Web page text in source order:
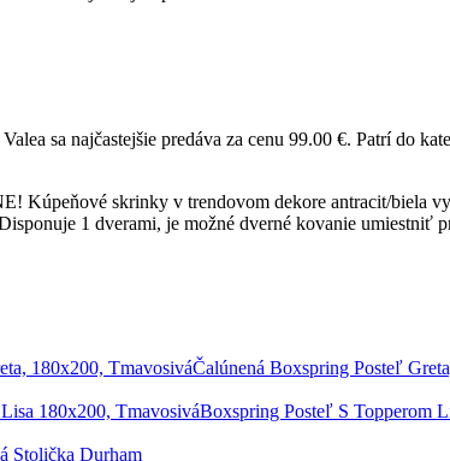
sa najčastejšie predáva za cenu 99.00 €. Patrí
Kúpeňové skrinky v trendovom dekore antracit/biela
1 dverami, je možné dverné kovanie umiestniť
Čalúnená Boxspring Posteľ
Boxspring Posteľ S Topperom
Stolička Durham